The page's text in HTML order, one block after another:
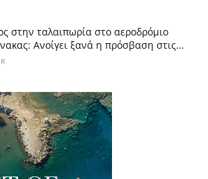
στην ταλαιπωρία στο αεροδρόμιο
Ανοίγει ξανά η πρόσβαση στις...